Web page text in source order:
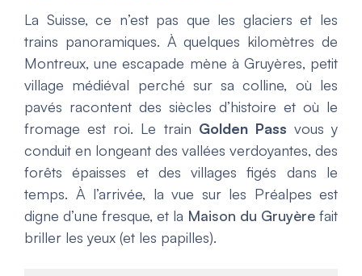
La Suisse, ce n’est pas que les glaciers et les
trains panoramiques. À quelques kilomètres de
Montreux, une escapade mène à Gruyères, petit
village médiéval perché sur sa colline, où les
pavés racontent des siècles d’histoire et où le
fromage est roi. Le train Golden Pass vous y
conduit en longeant des vallées verdoyantes, des
forêts épaisses et des villages figés dans le
temps. À l’arrivée, la vue sur les Préalpes est
digne d’une fresque, et la Maison du Gruyère fait
briller les yeux (et les papilles).